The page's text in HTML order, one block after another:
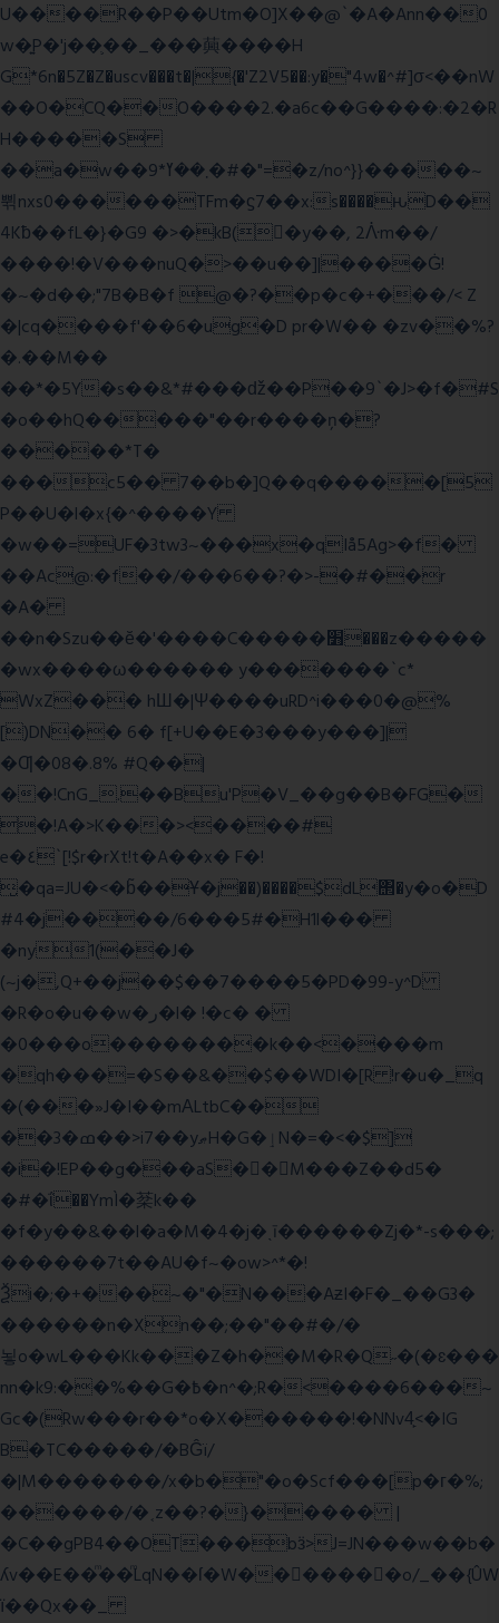
U����R��P��Utm�O]X��@`�A�Ann��0
w�͍P�'j��֛��_���䕟����H
G*6n�5Z�Z�uscv���t�|{�'Z2V5��:y�"4w�^#]σ<��nW
��O�CQ��O����2.�a6c��G����:�2�R
H�����S
��a�w��9*܂��ߌ�#�"=�z/no^}}�����~
쀢nxs0������TFm�ϛ7��x:s����ԋD��
4Kƀ��fL�}�G9 �>�kB(�ِy��, 2ᐿm��/
����!�V���nuQ�>��u��]|����Ġ!
�~�d��;"7B�B�f @�?��p�c�+���/< Z
�|cq����f'��6�ug�D pr�W�� �zv��%?
�.��M��
��*�5Y�s��&*#���ǆ��P��9`�J>�f�#S
�o��hQ�����"��r����ņ�?
�����*T�
���c5�� 7��b�]Q��q�����[5
P��U�l�x{�^����Y
�w��=UF�3tw3~���x�qIå5Ag>�f�
��Ac@:�f��/���6��?�>-�#��r
�A�
��n�Szu��ӗ�'����C�����׻���z�����
�wx����ω������ y�������`c*
WxZ��� hШ�|Ψ����uRD^i���0�@%
[)DN�� 6� f[+U��E�3���y���]|
�Ƣ�08�.8% #Q��|
��!CnG_.��Bu'P�V_��g��B�FG�
�!A�>K���><����#
e�٤`[!$r�rXt!t�A��x� F�!
̮�qa=JU�<�b̃��Ұ�j��)����$dL΢�y�o�D
#4�j����/6���5#�H1l���
�ny1(��J�
(~j�,Q+��j��$��7����5�PD�99-y^D
�R�o�u��w�ر�l� !�c� �
�0���o��������k��<����m
�qh���=�S��&��$��WDI�[R !r�u�_q
�(���»J�I��mΑLtbC��
��3�ߘ��>i7��yޠH�G�ٳN�=�<�$]
�i�!EP��g���aS��M���Z��d5�
�#�ΐ��YmÌ�棻k��
�f�y��&��l�a�M�4�j�ˎī������Zj�*-s���;
������7t� �AU�f~�ow>^*�!
Ѯi�;�+���~�"�N���AƶI�F�_��G3�
������n�Xn��;��"��#�/�
뇧o�wL���Kk���Z�h��M�R�Q˶�(�ɛ���
nn�k9:��%��G�߿�n^�;R�<����6���~
Gc�(Rw���r��*o�X������!�NNv4̙<�IG
B�TC�����/�BĜï/
�|M�������/x�b�"�o�Scf���[p�г�%;
������/�˱z��?�}����� |
�C��gPB4��OT���bӟ>J=JN���w��b�
ʎv��E��ͫ��ͫLqN��ſ�W���ً����o/_��{ÛW
ї��Qx��_